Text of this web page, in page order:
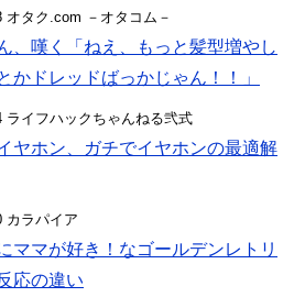
オタク.com －オタコム－
、嘆く「ねえ、もっと髪型増やし
かドレッドばっかじゃん！！」
ライフハックちゃんねる弐式
ヤホン、ガチでイヤホンの最適解
カラパイア
ママが好き！なゴールデンレトリ
応の違い